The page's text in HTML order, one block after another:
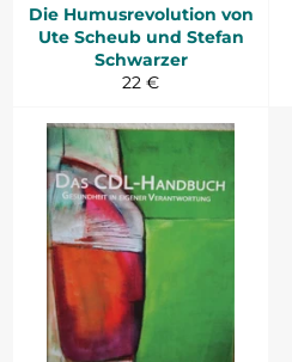
Die Humusrevolution von
Ute Scheub und Stefan
Schwarzer
Normaler
22 €